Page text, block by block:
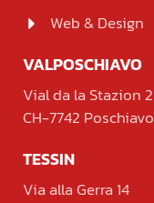
Web & Design
VALPOSCHIAVO
Vial da la Stazion 2
CH-7742 Poschiavo
TESSIN
Via alla Gerra 14